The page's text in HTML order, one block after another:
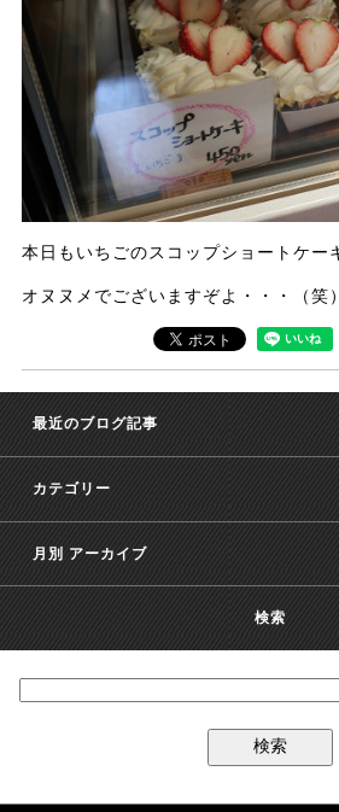
本日もいちごのスコップショートケー
オヌヌメでございますぞよ・・・（笑）
最近のブログ記事
カテゴリー
月別 アーカイブ
検索